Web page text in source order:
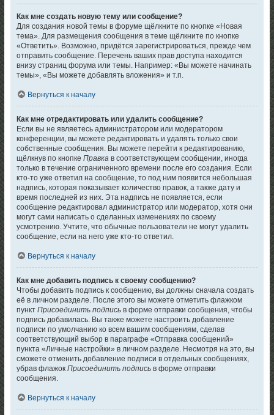
Как мне создать новую тему или сообщение?
Для создания новой темы в форуме щёлкните по кнопке «Новая
тема». Для размещения сообщения в теме щёлкните по кнопке
«Ответить». Возможно, придётся зарегистрироваться, прежде чем
отправить сообщение. Перечень ваших прав доступа находится
внизу страниц форума или темы. Например: «Вы можете начинать
темы», «Вы можете добавлять вложения» и т.п.
Вернуться к началу
Как мне отредактировать или удалить сообщение?
Если вы не являетесь администратором или модератором
конференции, вы можете редактировать и удалять только свои
собственные сообщения. Вы можете перейти к редактированию,
щёлкнув по кнопкеПравка в соответствующем сообщении, иногда
только в течение ограниченного времени после его создания. Если
кто-то уже ответил на сообщение, то под ним появится небольшая
надпись, которая показывает количество правок, а также дату и
время последней из них. Эта надпись не появляется, если
сообщение редактировал администратор или модератор, хотя они
могут сами написать о сделанных изменениях по своему
усмотрению. Учтите, что обычные пользователи не могут удалить
сообщение, если на него уже кто-то ответил.
Вернуться к началу
Как мне добавить подпись к своему сообщению?
Чтобы добавить подпись к сообщению, вы должны сначала создать
её в личном разделе. После этого вы можете отметить флажком
пунктПрисоединить подпись в форме отправки сообщения, чтобы
подпись добавилась. Вы также можете настроить добавление
подписи по умолчанию ко всем вашим сообщениям, сделав
соответствующий выбор в параграфе «Отправка сообщений»
пункта «Личные настройки» в личном разделе. Несмотря на это, вы
сможете отменить добавление подписи в отдельных сообщениях,
убрав флажокПрисоединить подпись в форме отправки
сообщения.
Вернуться к началу